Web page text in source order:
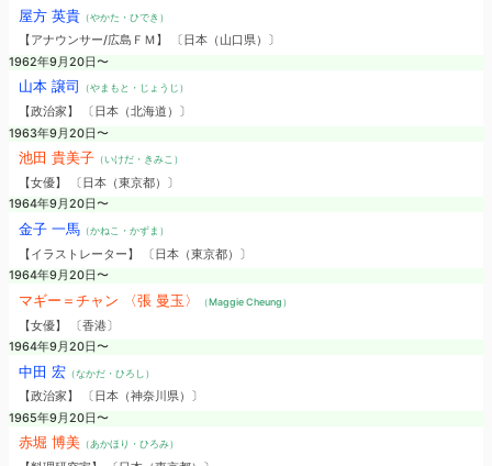
屋方 英貴（やかた・ひでき）
【アナウンサー/広島ＦＭ】 〔日本（山口県）〕
1962年9月20日〜
山本 譲司 （やまもと・じょうじ）
【政治家】 〔日本（北海道）〕
1963年9月20日〜
池田 貴美子（いけだ・きみこ）
【女優】 〔日本（東京都）〕
1964年9月20日〜
金子 一馬（かねこ・かずま）
【イラストレーター】 〔日本（東京都）〕
1964年9月20日〜
マギー＝チャン 〈張 曼玉〉 （Maggie Cheung）
【女優】 〔香港〕
1964年9月20日〜
中田 宏（なかだ・ひろし）
【政治家】 〔日本（神奈川県）〕
1965年9月20日〜
赤堀 博美（あかほり・ひろみ）